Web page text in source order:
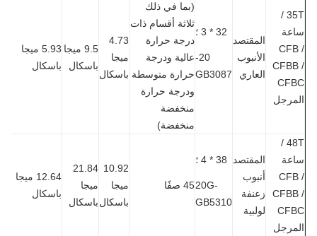
35T /
المقتصد
الأنبوب
العاري
GB3087
(بما في ذلك
ثلاثة أقسام ذات
درجة حرارة
عالية ودرجة
حرارة متوسطة
ودرجة حرارة
منخفضة
منخفضة)
4.73
ميجا
باسكال
9.5 ميجا
باسكال
5.93 ميجا
باسكال
48T /
المقتصد
أنبوب
زعنفة
لولبية
38 * 4 ؛
GB5310
45 صفًا
10.92
باسكال
21.84
ميجا
باسكال
12.64 ميجا
باسكال